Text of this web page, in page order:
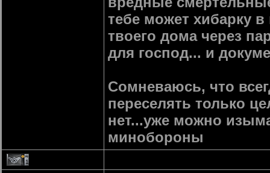
тебе может хибарку
твоего дома через
для господ... и
Сомневаюсь, что
переселять только
нет...уже можно
минобороны
1